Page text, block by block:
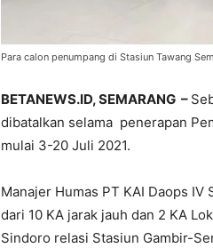
Para calon penumpang di Stasiun Tawang
BETANEWS.ID, SEMARANG –
dibatalkan selama penerapan
mulai 3-20 Juli 2021.
Manajer Humas PT KAI Daops
dari 10 KA jarak jauh dan 2 KA
Sindoro relasi Stasiun Gambir-